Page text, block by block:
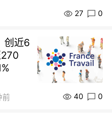
27 0
创近6
前 40 0